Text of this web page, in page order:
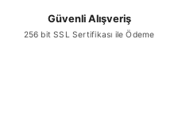
Güvenli Alışveriş
256 bit SSL Sertifikası ile Ödeme